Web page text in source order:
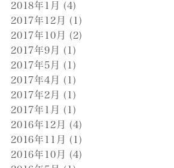
2018年1月 (4)
2017年12月 (1)
2017年10月 (2)
2017年9月 (1)
2017年5月 (1)
2017年4月 (1)
2017年2月 (1)
2017年1月 (1)
2016年12月 (4)
2016年11月 (1)
2016年10月 (4)